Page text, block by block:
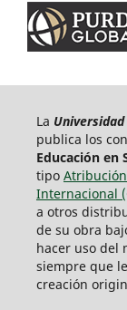
La
publica los
Educación en
tipo
Internacional
a otros
de su obra
hacer uso del
siempre que
creación